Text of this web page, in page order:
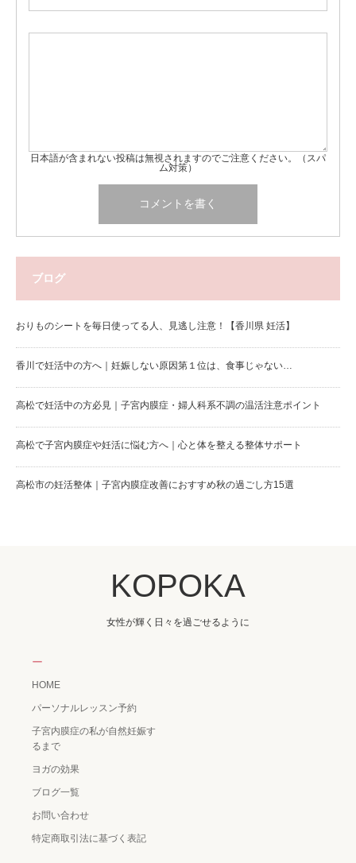
日本語が含まれない投稿は無視されますのでご注意ください。（スパ
ム対策）
ブログ
おりものシートを毎日使ってる人、見逃し注意！【香川県 妊活】
香川で妊活中の方へ｜妊娠しない原因第１位は、食事じゃない…
高松で妊活中の方必見｜子宮内膜症・婦人科系不調の温活注意ポイント
高松で子宮内膜症や妊活に悩む方へ｜心と体を整える整体サポート
高松市の妊活整体｜子宮内膜症改善におすすめ秋の過ごし方15選
KOPOKA
女性が輝く日々を過ごせるように
ー
HOME
パーソナルレッスン予約
子宮内膜症の私が自然妊娠す
るまで
ヨガの効果
ブログ一覧
お問い合わせ
特定商取引法に基づく表記